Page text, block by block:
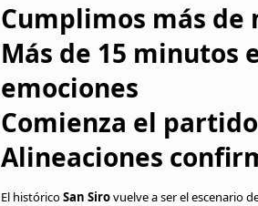
Cumplimos más de
Más de 15 minutos
emociones
Comienza el partido
Alineaciones
El históricoSan Sirovuelve a ser el escenario